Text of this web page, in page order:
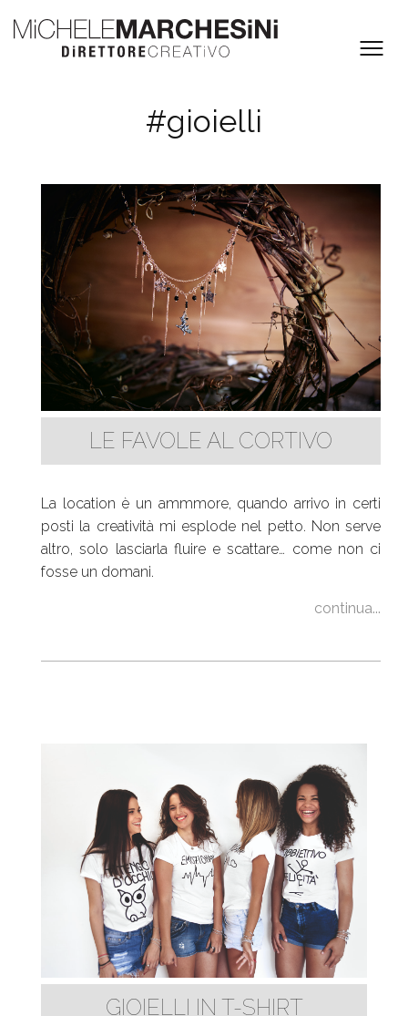
#gioielli
LE FAVOLE AL CORTIVO
La location è un ammmore, quando arrivo in certi
posti la creatività mi esplode nel petto. Non serve
altro, solo lasciarla fluire e scattare… come non ci
fosse un domani.
continua...
GIOIELLI IN T-SHIRT